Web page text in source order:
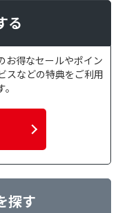
る
お得なセールやポイン
スなどの特典をご利用
探す